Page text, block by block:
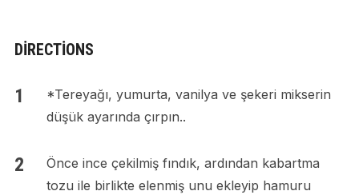
DIRECTIONS
*Tereyağı, yumurta, vanilya ve şekeri mikserin
düşük ayarında çırpın..
Önce ince çekilmiş fındık, ardından kabartma
tozu ile birlikte elenmiş unu ekleyip hamuru